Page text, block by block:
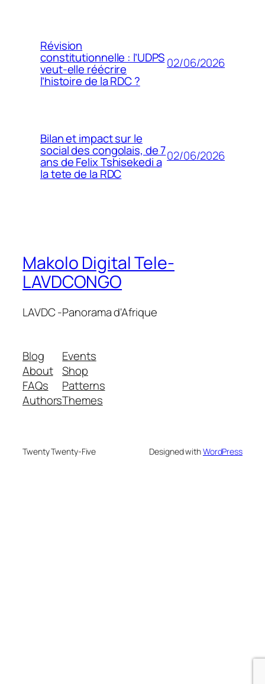
Révision
constitutionnelle : l’UDPS
veut-elle réécrire
l’histoire de la RDC ?
02/06/2026
Bilan et impact sur le
social des congolais, de 7
ans de Felix Tshisekedi a
la tete de la RDC
02/06/2026
Makolo Digital Tele-
LAVDCONGO
LAVDC -Panorama d'Afrique
Blog
About
FAQs
Authors
Events
Shop
Patterns
Themes
Twenty Twenty-Five Designed withWordPress